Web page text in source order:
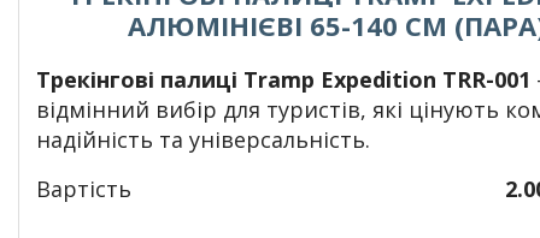
АЛЮМІНІЄВІ 65-140 CМ
Трекінгові палиці Tramp Expedition TRR-001
відмінний вибір для туристів, які цінують
надійність та універсальність.
Вартість